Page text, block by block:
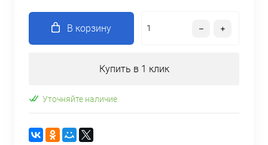
В корзину
Купить в 1 клик
Уточняйте наличие